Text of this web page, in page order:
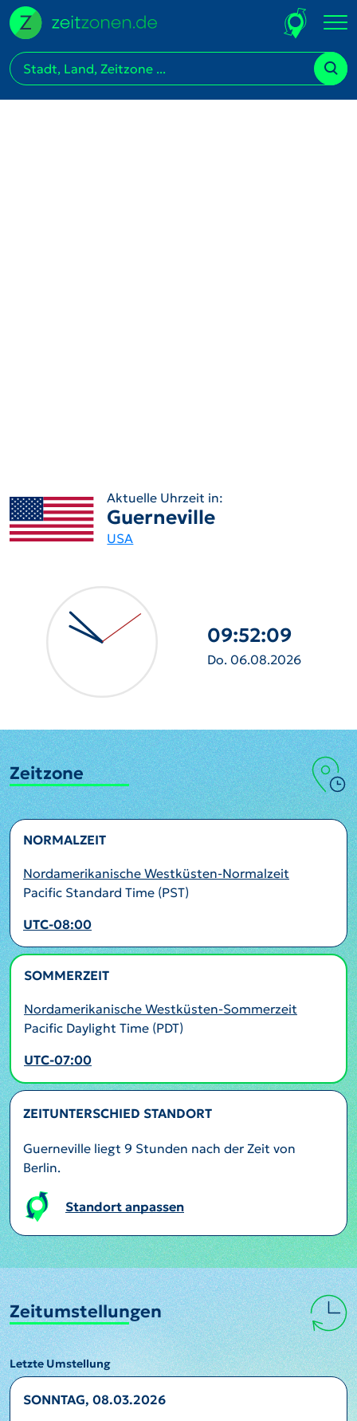
Aktuelle Uhrzeit in:
Guerneville
USA
09:52:10
Do. 06.08.2026
Zeitzone
NORMALZEIT
Nordamerikanische Westküsten-Normalzeit
Pacific Standard Time (PST)
UTC-08:00
SOMMERZEIT
Nordamerikanische Westküsten-Sommerzeit
Pacific Daylight Time (PDT)
UTC-07:00
ZEITUNTERSCHIED STANDORT
Guerneville liegt 9 Stunden nach der Zeit von
Berlin.
Standort anpassen
Zeitumstellungen
Letzte Umstellung
SONNTAG, 08.03.2026